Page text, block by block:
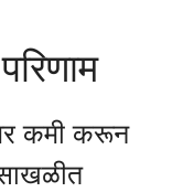
कमी करून